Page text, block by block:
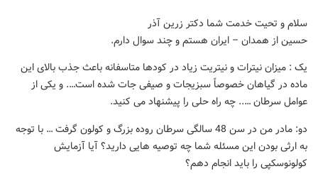
سلام و تحیت خدمت شما دکتر زرین آذر
حسین از همدان – ایران هستم و چند سوال دارم.
یک : میزان نیترات و نیتریت زیاد در کودها متاسفانه باعث جذب بالای این
ماده در گیاهان خصوصاً سبزیجات و صیفی جات شده است…. و یکی از
عوامل سرطان ….. چه راه حلی را پیشنهاد می کنید.
دو: مادر من در سن 48 سالگی سرطان روده بزرگ و کولون گرفت … با توجه
به ارثی بودن این مسئله شما چه توصیه هایی دارید؟ آیا آزمایش
کولونوسکپی را باید انجام دهم؟